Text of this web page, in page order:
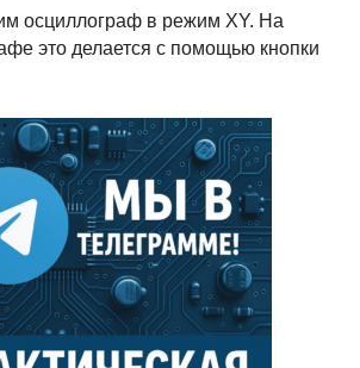
осциллограф в режим XY. На
это делается с помощью кнопки